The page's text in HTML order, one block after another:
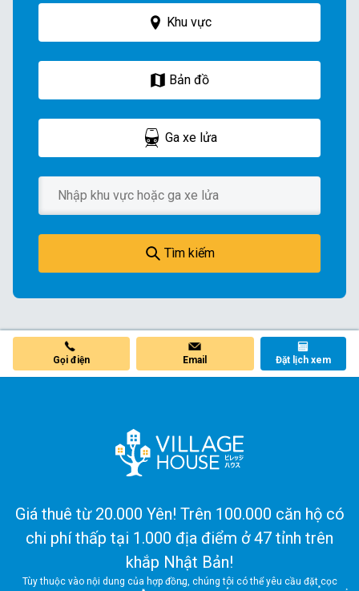
Khu vực
Bản đồ
Ga xe lửa
Tìm kiếm
Gọi điện Email Đặt lịch xem
Giá thuê từ 20.000 Yên! Trên 100.000 căn hộ có
chi phí thấp tại 1.000 địa điểm ở 47 tỉnh trên
khắp Nhật Bản!
Tùy thuộc vào nội dung của hợp đồng, chúng tôi có thể yêu cầu đặt cọc